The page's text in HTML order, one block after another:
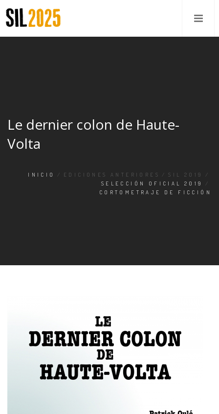
Le dernier colon de Haute-
Volta
INICIO / EDICIONES ANTERIORES / SIL 2019
/
SELECCIÓN OFICIAL 2019
/
CORTOMETRAJE DE FICCIÓN